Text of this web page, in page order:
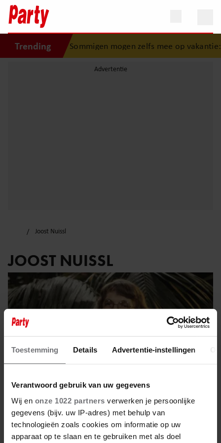
Toestemming Details Advertentie-instellingen
Verantwoord gebruik van uw gegevens
Wij en onze 1022 partners verwerken je persoonlijke
gegevens (bijv. uw IP-adres) met behulp van
technologieën zoals cookies om informatie op uw
apparaat op te slaan en te gebruiken met als doel
Trending
binnen” Sommigen mogen zelfs mee op vakantie:
Joost Nuissl
JOOST NUISSL
11 oktober 2025